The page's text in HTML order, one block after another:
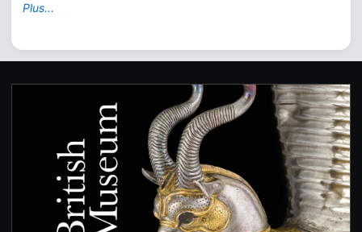
Plus...